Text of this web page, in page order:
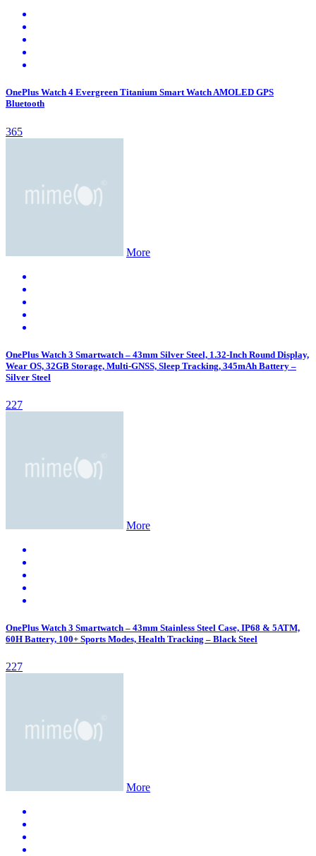
OnePlus Watch 4 Evergreen Titanium Smart Watch AMOLED GPS
Bluetooth
365
More
OnePlus Watch 3 Smartwatch – 43mm Silver Steel, 1.32-Inch Round Display,
Wear OS, 32GB Storage, Multi-GNSS, Sleep Tracking, 345mAh Battery –
Silver Steel
227
More
OnePlus Watch 3 Smartwatch – 43mm Stainless Steel Case, IP68 & 5ATM,
60H Battery, 100+ Sports Modes, Health Tracking – Black Steel
227
More